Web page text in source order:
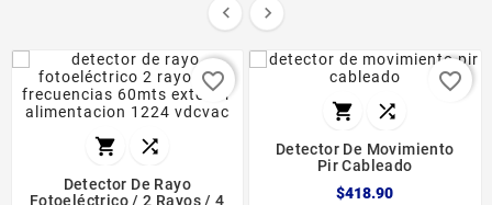
 
 
Detector De Rayo
Fotoeléctrico / 2 Rayos / 4
favorite_border
 
Detector De Movimiento
Pir Cableado
$418.90
favorite_border